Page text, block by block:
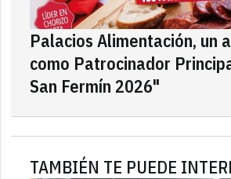
Palacios Alimentación, un
como Patrocinador
San Fermín 2026"
TAMBIÉN TE PUEDE